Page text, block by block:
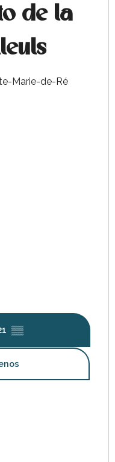
de la
Marie-de-Ré
▒▒